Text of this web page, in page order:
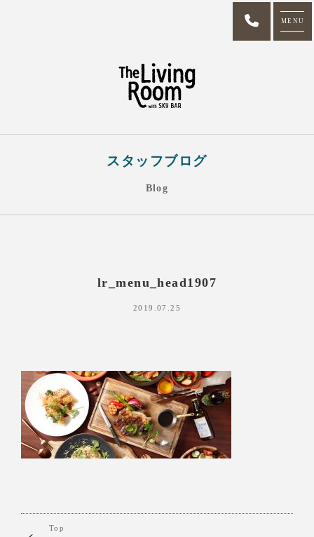
MENU
スタッフブログ
Blog
lr_menu_head1907
2019.07.25
Top